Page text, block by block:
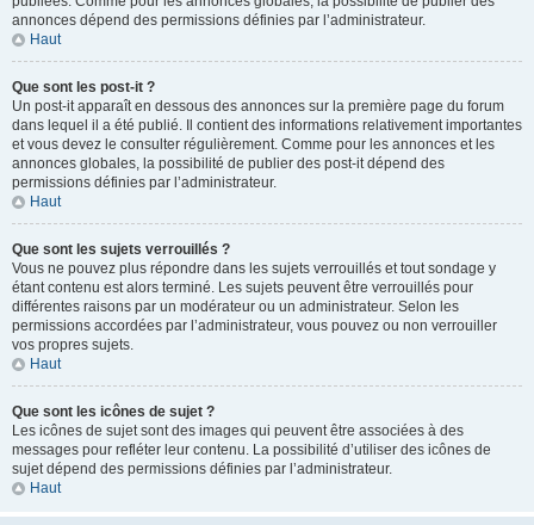
annonces dépend des permissions définies par l’administrateur.
Haut
Que sont les post-it ?
Un post-it apparaît en dessous des annonces sur la première page du forum
dans lequel il a été publié. Il contient des informations relativement importantes
et vous devez le consulter régulièrement. Comme pour les annonces et les
annonces globales, la possibilité de publier des post-it dépend des
permissions définies par l’administrateur.
Haut
Que sont les sujets verrouillés ?
Vous ne pouvez plus répondre dans les sujets verrouillés et tout sondage y
étant contenu est alors terminé. Les sujets peuvent être verrouillés pour
différentes raisons par un modérateur ou un administrateur. Selon les
permissions accordées par l’administrateur, vous pouvez ou non verrouiller
vos propres sujets.
Haut
Que sont les icônes de sujet ?
Les icônes de sujet sont des images qui peuvent être associées à des
messages pour refléter leur contenu. La possibilité d’utiliser des icônes de
sujet dépend des permissions définies par l’administrateur.
Haut